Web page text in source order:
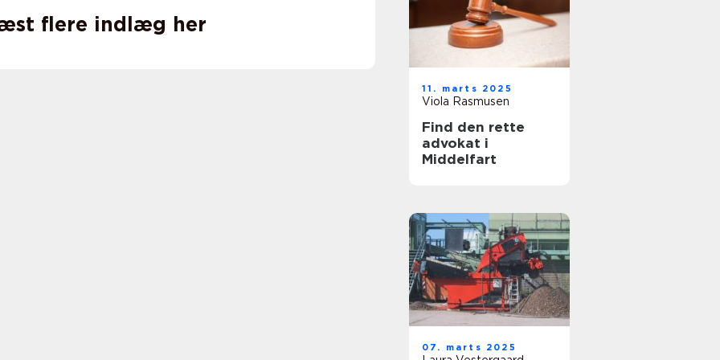
flere indlæg her
11. marts 2025
Viola Rasmusen
Find den rette
advokat i
Middelfart
07. marts 2025